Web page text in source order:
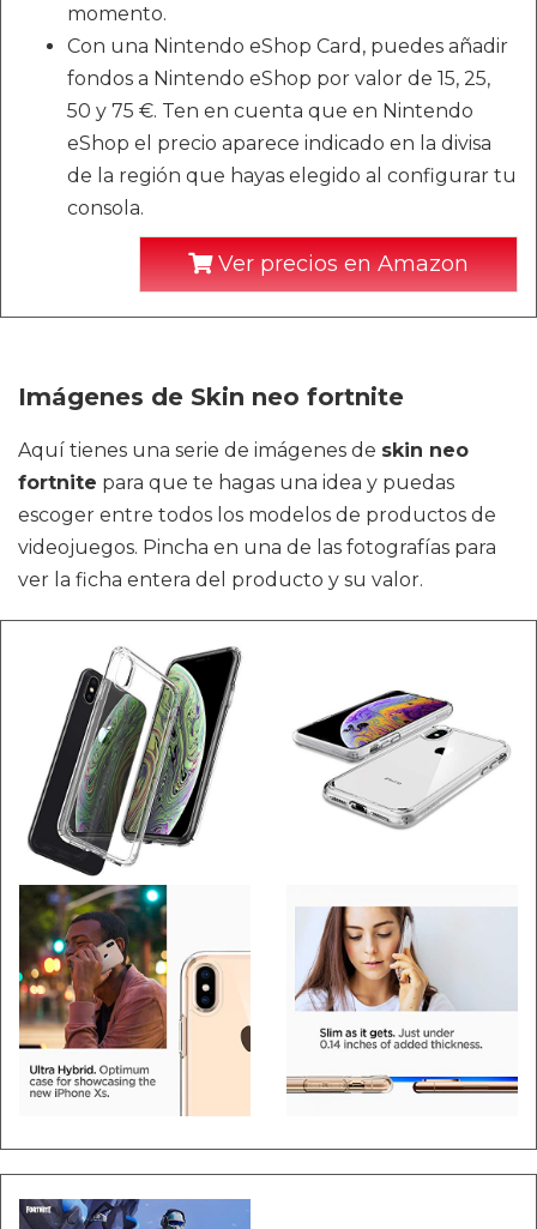
momento.
Con una Nintendo eShop Card, puedes añadir
fondos a Nintendo eShop por valor de 15, 25,
50 y 75 €. Ten en cuenta que en Nintendo
eShop el precio aparece indicado en la divisa
de la región que hayas elegido al configurar tu
consola.
Ver precios en Amazon
Imágenes de Skin neo fortnite
Aquí tienes una serie de imágenes de skin neo
fortnite para que te hagas una idea y puedas
escoger entre todos los modelos de productos de
videojuegos. Pincha en una de las fotografías para
ver la ficha entera del producto y su valor.